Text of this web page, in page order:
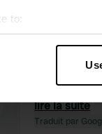
to:
geographical
personal data is
content and ads,
our site with our
Camping
vaisselle
son
centre
en espèces
lire la suite
Traduit par